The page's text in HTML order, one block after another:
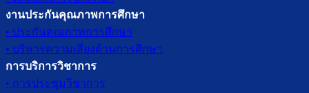
งานประกันคุณภาพการศึกษา
• ประกันคุณภาพการศึกษา
• บริหารความเสี่ยงด้านการศึกษา
การบริการวิชาการ
• การประชุมวิชาการ